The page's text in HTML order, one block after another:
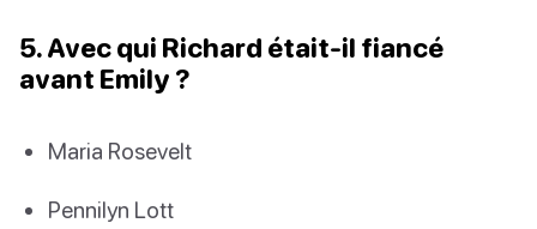
5. Avec qui Richard était-il fiancé
avant Emily ?
Maria Rosevelt
Pennilyn Lott